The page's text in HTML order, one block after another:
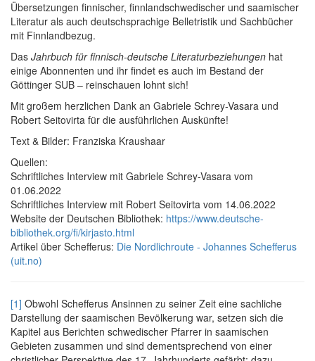
Übersetzungen finnischer, finnlandschwedischer und saamischer
Literatur als auch deutschsprachige Belletristik und Sachbücher
mit Finnlandbezug.
Das Jahrbuch für finnisch-deutsche Literaturbeziehungen hat
einige Abonnenten und ihr findet es auch im Bestand der
Göttinger SUB – reinschauen lohnt sich!
Mit großem herzlichen Dank an Gabriele Schrey-Vasara und
Robert Seitovirta für die ausführlichen Auskünfte!
Text & Bilder: Franziska Kraushaar
Quellen:
Schriftliches Interview mit Gabriele Schrey-Vasara vom
01.06.2022
Schriftliches Interview mit Robert Seitovirta vom 14.06.2022
Website der Deutschen Bibliothek: https://www.deutsche-
bibliothek.org/fi/kirjasto.html
Artikel über Schefferus: Die Nordlichroute - Johannes Schefferus
(uit.no)
[1] Obwohl Schefferus Ansinnen zu seiner Zeit eine sachliche
Darstellung der saamischen Bevölkerung war, setzen sich die
Kapitel aus Berichten schwedischer Pfarrer in saamischen
Gebieten zusammen und sind dementsprechend von einer